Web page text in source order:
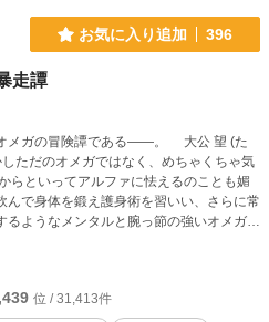
お気に入り追加 396
走譚
冒険譚である――。 大公 望 (た
ただのオメガではなく、めちゃくちゃ気
で身体を鍛え護身術を習いい、さらに常
るようなメンタルと腕っ節の強いオメガで
コニコと笑う赤
らかに人間でない顔のメイド。 赤ちゃ
位 / 31,413件